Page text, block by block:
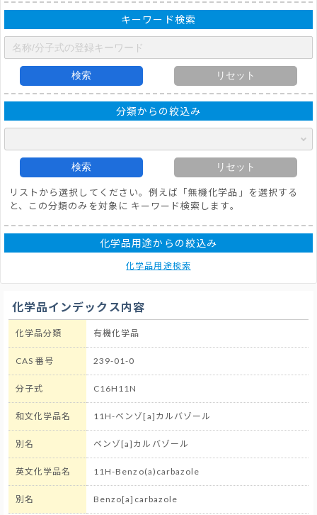
キーワード検索
検索 リセット
分類からの絞込み
検索 リセット
リストから選択してください。例えば「無機化学品」を選択する
と、この分類のみを対象に キーワード検索します。
化学品用途からの絞込み
化学品用途検索
化学品インデックス内容
化学品分類 有機化学品
CAS 番号 239-01-0
分子式 C16H11N
和文化学品名 11H-ベンゾ[a]カルバゾール
別名 ベンゾ[a]カルバゾール
英文化学品名 11H-Benzo(a)carbazole
別名 Benzo[a]carbazole